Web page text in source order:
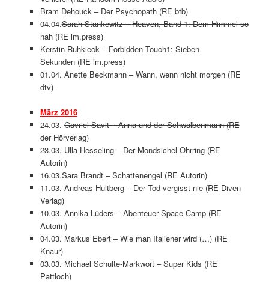
Bram Dehouck – Der Psychopath (RE btb)
04.04.Sarah Stankewitz –Heaven, Band 1: Dem Himmel so
nah (RE im.press)
Kerstin Ruhkieck – Forbidden Touch1: Sieben
Sekunden (RE im.press)
01.04. Anette Beckmann – Wann, wenn nicht morgen (RE
dtv)
März 2016
24.03.Gavriel Savit – Anna und der Schwalbenmann (RE
der Hörverlag)
23.03. Ulla Hesseling – Der Mondsichel-Ohrring (RE
Autorin)
16.03.Sara Brandt – Schattenengel (RE Autorin)
11.03. Andreas Hultberg – Der Tod vergisst nie (RE Diven
Verlag)
10.03. Annika Lüders – Abenteuer Space Camp (RE
Autorin)
04.03. Markus Ebert – Wie man Italiener wird (…) (RE
Knaur)
03.03. Michael Schulte-Markwort – Super Kids (RE
Pattloch)